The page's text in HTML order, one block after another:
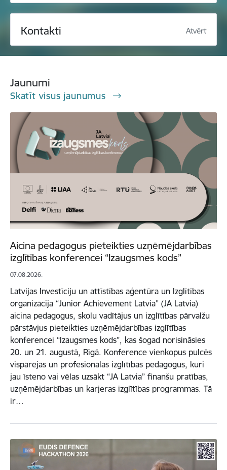
Kontakti Atvērt
Jaunumi
Skatīt visus jaunumus
Aicina pedagogus pieteikties uzņēmējdarbības
izglītības konferencei “Izaugsmes kods”
07.08.2026.
Latvijas Investīciju un attīstības aģentūra un Izglītības
organizācija “Junior Achievement Latvia” (JA Latvia)
aicina pedagogus, skolu vadītājus un izglītības pārvalžu
pārstāvjus pieteikties uzņēmējdarbības izglītības
konferencei “Izaugsmes kods”, kas šogad norisināsies
20. un 21. augustā, Rīgā. Konference vienkopus pulcēs
vispārējās un profesionālās izglītības pedagogus, kuri
jau īsteno vai vēlas uzsākt “JA Latvia” finanšu pratības,
uzņēmējdarbības un karjeras izglītības programmas. Tā
ir…